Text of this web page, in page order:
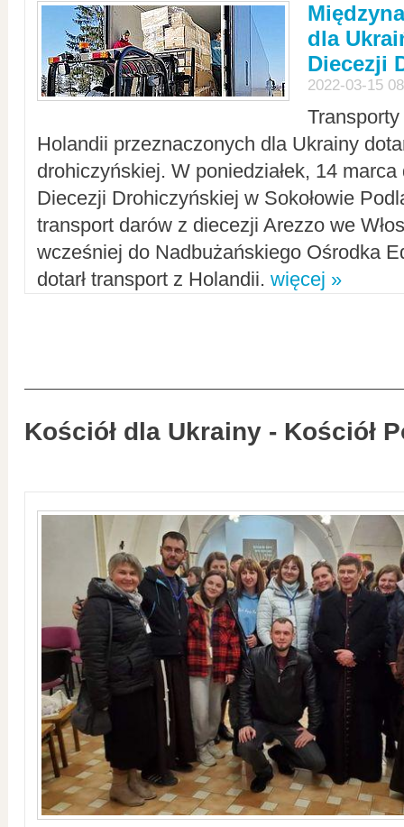
dla
Diecezji
2022-03-15
Holandii przeznaczonych dla Ukrainy
drohiczyńskiej. W poniedziałek, 14
Diecezji Drohiczyńskiej w Sokołowie
transport darów z diecezji Arezzo we
wcześniej do Nadbużańskiego Ośrodka
dotarł transport z Holandii. więcej »
Kościół dla Ukrainy - Kościół